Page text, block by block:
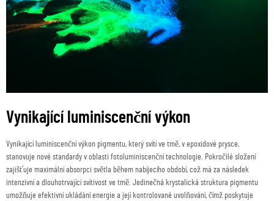
Vynikající luminiscenční výkon
Vynikající luminiscenční výkon pigmentu, který svítí ve tmě, v epoxidové prysce,
stanovuje nové standardy v oblasti fotoluminiscenční technologie. Pokročilé složení
zajišťuje maximální absorpci světla během nabíjecího období, což má za následek
intenzivní a dlouhotrvající svítivost ve tmě. Jedinečná krystalická struktura pigmentu
umožňuje efektivní ukládání energie a její kontrolované uvolňování, čímž poskytuje